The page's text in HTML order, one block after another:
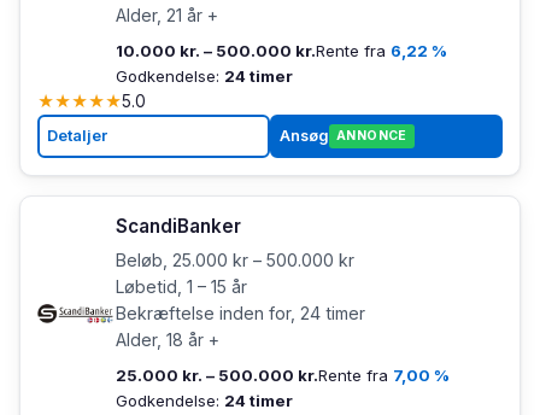
Alder, 21 år +
10.000 kr. – 500.000 kr.Rente fra 6,22 %
Godkendelse: 24 timer
★★★★★5.0
Detaljer Ansøg ANNONCE
ScandiBanker
Beløb, 25.000 kr – 500.000 kr
Løbetid, 1 – 15 år
Bekræftelse inden for, 24 timer
Alder, 18 år +
25.000 kr. – 500.000 kr.Rente fra 7,00 %
Godkendelse: 24 timer